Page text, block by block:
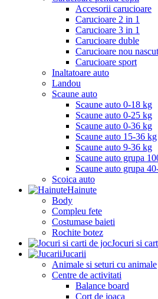
Accesorii carucioare
Carucioare 2 in 1
Carucioare 3 in 1
Carucioare duble
Carucioare nou
Carucioare sport
Inaltatoare auto
Landou
Scaune auto
Scaune auto 0-18 kg
Scaune auto 0-25 kg
Scaune auto 0-36 kg
Scaune auto 15-36 kg
Scaune auto 9-36 kg
Scaune auto grupa
Scaune auto grupa
Scoica auto
Hainute
Body
Compleu fete
Costumase baieti
Rochite botez
Jocuri si
Jucarii
Animale si seturi cu animale
Centre de activitati
Balance board
Cort de joaca